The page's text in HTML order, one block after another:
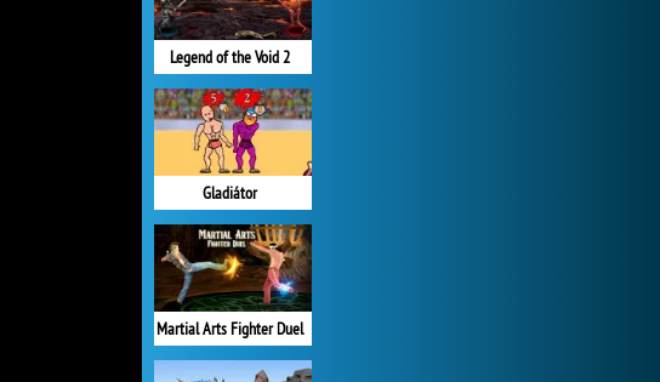
Legend of the Void 2
Gladiátor
Martial Arts Fighter Duel